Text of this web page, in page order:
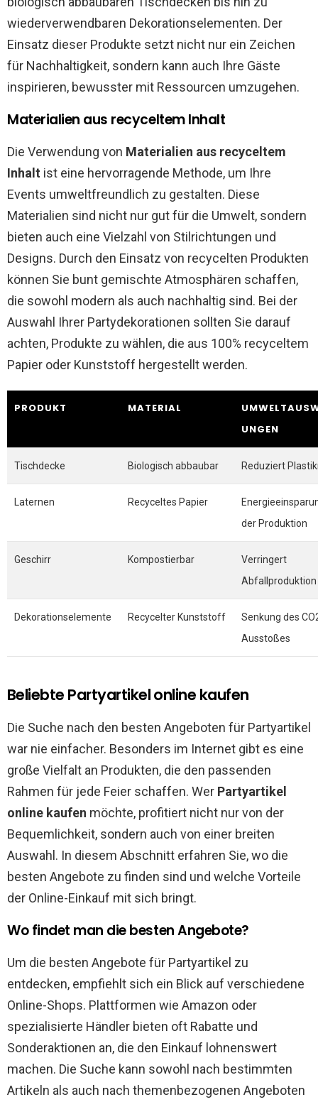
wiederverwendbaren Dekorationselementen. Der
Einsatz dieser Produkte setzt nicht nur ein Zeichen
für Nachhaltigkeit, sondern kann auch Ihre Gäste
inspirieren, bewusster mit Ressourcen umzugehen.
Materialien aus recyceltem Inhalt
Die Verwendung von Materialien aus recyceltem
Inhalt ist eine hervorragende Methode, um Ihre
Events umweltfreundlich zu gestalten. Diese
Materialien sind nicht nur gut für die Umwelt, sondern
bieten auch eine Vielzahl von Stilrichtungen und
Designs. Durch den Einsatz von recycelten Produkten
können Sie bunt gemischte Atmosphären schaffen,
die sowohl modern als auch nachhaltig sind. Bei der
Auswahl Ihrer Partydekorationen sollten Sie darauf
achten, Produkte zu wählen, die aus 100% recyceltem
Papier oder Kunststoff hergestellt werden.
PRODUKT MATERIAL
UNGEN
Tischdecke Biologisch abbaubar Reduziert
Laternen Recyceltes Papier
der Produktion
Geschirr Kompostierbar
Verringert
Abfallproduktion
Dekorationselemente Recycelter Kunststoff
Senkung des
Ausstoßes
Beliebte Partyartikel online kaufen
Die Suche nach den besten Angeboten für Partyartikel
war nie einfacher. Besonders im Internet gibt es eine
große Vielfalt an Produkten, die den passenden
Rahmen für jede Feier schaffen. Wer Partyartikel
online kaufen möchte, profitiert nicht nur von der
Bequemlichkeit, sondern auch von einer breiten
Auswahl. In diesem Abschnitt erfahren Sie, wo die
besten Angebote zu finden sind und welche Vorteile
der Online-Einkauf mit sich bringt.
Wo findet man die besten Angebote?
Um die besten Angebote für Partyartikel zu
entdecken, empfiehlt sich ein Blick auf verschiedene
Online-Shops. Plattformen wie Amazon oder
spezialisierte Händler bieten oft Rabatte und
Sonderaktionen an, die den Einkauf lohnenswert
machen. Die Suche kann sowohl nach bestimmten
Artikeln als auch nach themenbezogenen Angeboten